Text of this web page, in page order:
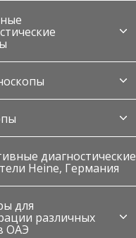
диагностические
Heine, Германия
для
различных
ОАЭ